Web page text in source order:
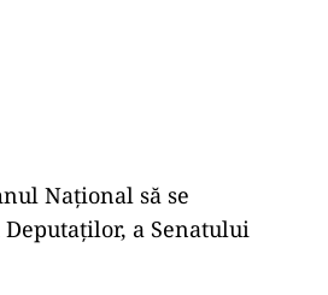
Național să se
a Senatului